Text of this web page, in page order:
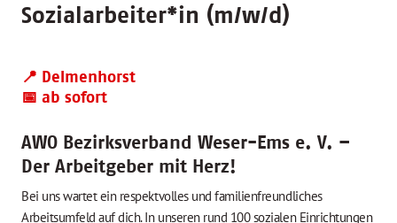
Sozialarbeiter*in (m/w/d)
📍 Delmenhorst
📅 ab sofort
AWO Bezirksverband Weser-Ems e. V. –
Der Arbeitgeber mit Herz!
Bei uns wartet ein respektvolles und familienfreundliches
Arbeitsumfeld auf dich. In unseren rund 100 sozialen Einrichtungen